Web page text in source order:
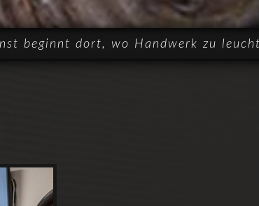
beginnt dort, wo Handwerk zu